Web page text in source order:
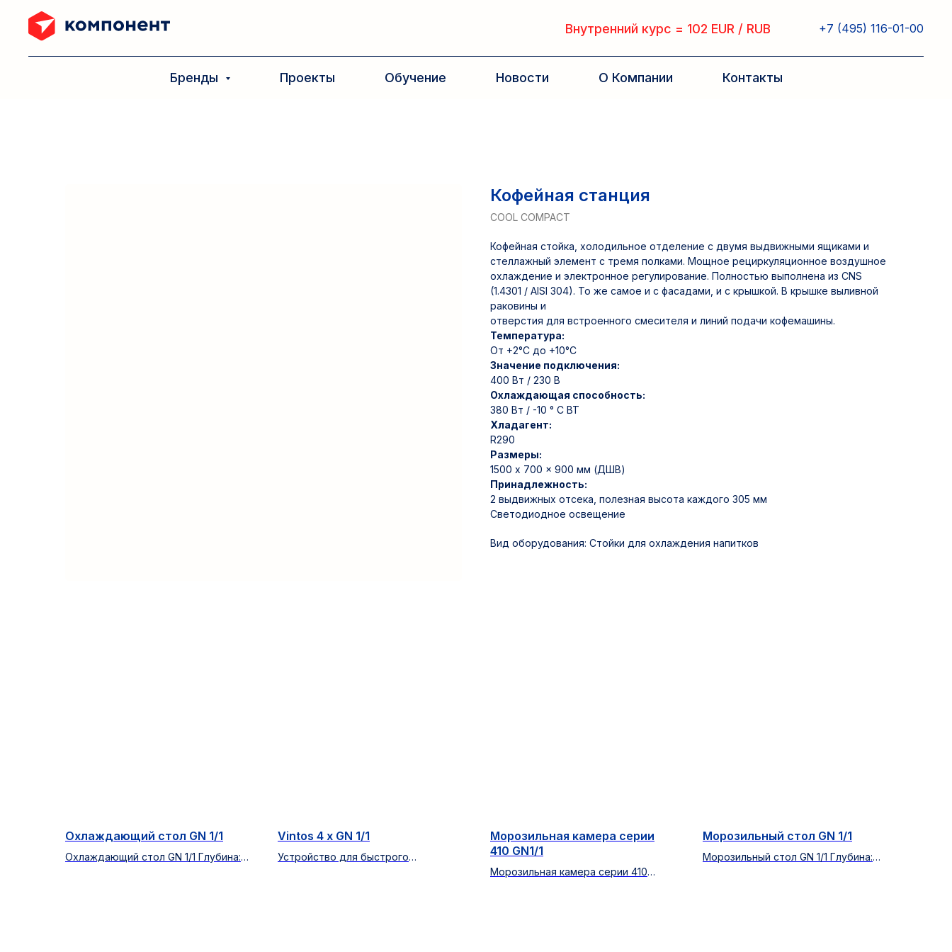
Внутренний курс = 102 EUR / RUB +7 (495) 116-01-00
Бренды Проекты Обучение Новости О Компании Контакты
Кофейная станция
COOL COMPACT
Кофейная стойка, холодильное отделение с двумя выдвижными ящиками и
стеллажный элемент с тремя полками. Мощное рециркуляционное воздушное
охлаждение и электронное регулирование. Полностью выполнена из CNS
(1.4301 / AISI 304). То же самое и с фасадами, и с крышкой. В крышке выливной
раковины и
отверстия для встроенного смесителя и линий подачи кофемашины.
Температура:
От +2°C до +10°C
Значение подключения:
400 Вт / 230 В
Охлаждающая способность:
380 Вт / -10 ° C ВТ
Хладагент:
R290
Размеры:
1500 x 700 x 900 мм (ДШВ)
Принадлежность:
2 выдвижных отсека, полезная высота каждого 305 мм
Светодиодное освещение
Вид оборудования: Стойки для охлаждения напитков
Охлаждающий стол GN 1/1
Охлаждающий стол GN 1/1 Глубина:
Vintos 4 x GN 1/1
Устройство для быстрого
Морозильная камера серии
410 GN1/1
Морозильная камера серии 410
Морозильный стол GN 1/1
Морозильный стол GN 1/1 Глубина: